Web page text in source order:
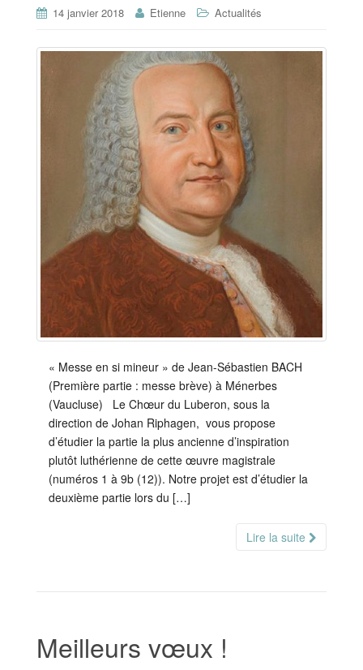
14 janvier 2018 Etienne Actualités
« Messe en si mineur » de Jean-Sébastien BACH
(Première partie : messe brève) à Ménerbes
(Vaucluse) Le Chœur du Luberon, sous la
direction de Johan Riphagen, vous propose
d’étudier la partie la plus ancienne d’inspiration
plutôt luthérienne de cette œuvre magistrale
(numéros 1 à 9b (12)). Notre projet est d’étudier la
deuxième partie lors du […]
Lire la suite
Meilleurs vœux !